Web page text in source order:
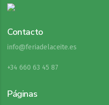
Contacto
info@feriadelaceite.es
+34 660 63 45 87
Páginas